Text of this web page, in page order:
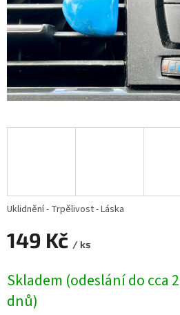
149 Kč / ks
cena:
Skladem (odeslání do cca
dnů)
Uklidnění - Trpělivost - Láska